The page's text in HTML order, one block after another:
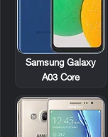
Samsung Galaxy
A03 Core